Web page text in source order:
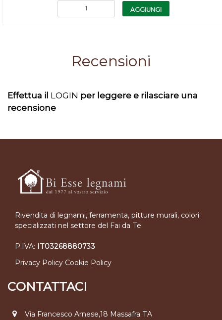
Quantità
AGGIUNGI
Recensioni
Effettua il LOGIN per leggere e rilasciare una
recensione
Rivendita di legnami, ferramenta, pitture murali, colori
specializzati nel settore del Fai da Te
P.IVA: IT03268880733
Privacy Policy Cookie Policy
CONTATTACI
Via Francesco Arnese,18 Massafra TA